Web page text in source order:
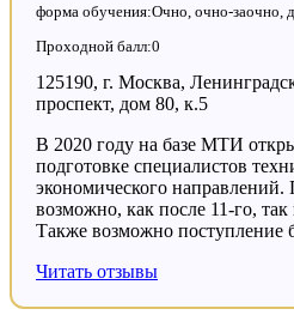
форма обучения:Очно, очно-заочно,
Проходной балл:0
125190, г. Москва,
проспект, дом 80, к.5
В 2020 году на базе МТИ
подготовке специалистов
экономического
возможно, как после 11-го, так
Также возможно поступление
Читать отзывы